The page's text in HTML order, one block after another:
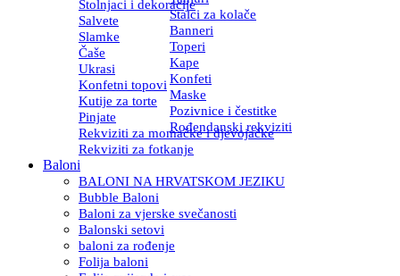
Stolnjaci i dekoracije
Salvete
Stalci za kolače
Slamke
Banneri
Čaše
Toperi
Ukrasi
Kape
Konfetni topovi Konfeti
Kutije za torte
Maske
Pinjate
Pozivnice i čestitke
Rekviziti za momačke i djevojačke
Rođendanski rekviziti
Rekviziti za fotkanje
Baloni
BALONI NA HRVATSKOM JEZIKU
Bubble Baloni
Baloni za vjerske svečanosti
Balonski setovi
baloni za rođenje
Folija baloni